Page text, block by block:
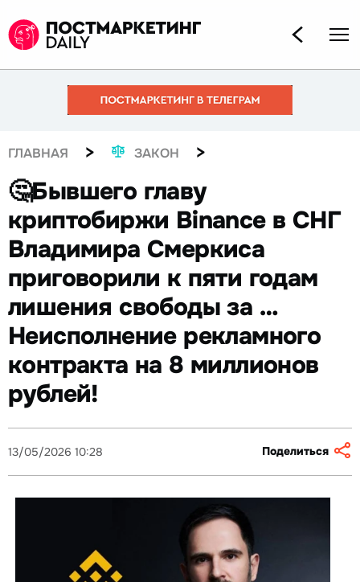
ГЛАВНАЯ > ЗАКОН >
🤔Бывшего главу
криптобиржи Binance в СНГ
Владимира Смеркиса
приговорили к пяти годам
лишения свободы за …
Неисполнение рекламного
контракта на 8 миллионов
рублей!
13/05/2026 10:28 Поделиться